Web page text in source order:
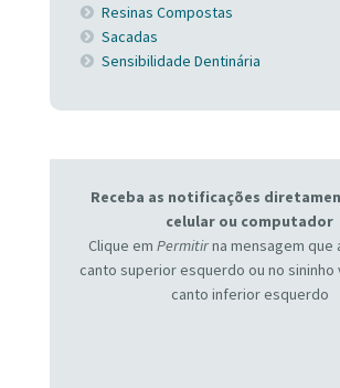
Resinas Compostas
Sacadas
Sensibilidade Dentinária
Receba as notificações
celular ou computador
Clique em Permitirna mensagem que
canto superior esquerdo ou no sininho
canto inferior esquerdo